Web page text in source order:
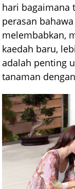
hari bagaimana
perasan
melembabkan,
kaedah baru,
adalah penting
tanaman